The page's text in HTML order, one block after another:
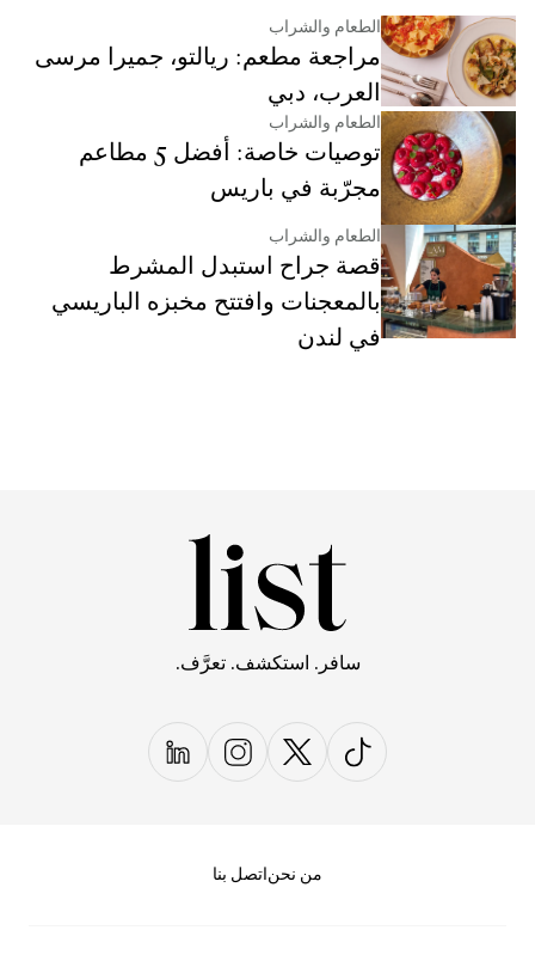
الطعام والشراب
مراجعة مطعم: ريالتو، جميرا مرسى
العرب، دبي
الطعام والشراب
توصيات خاصة: أفضل 5 مطاعم
مجرّبة في باريس
الطعام والشراب
قصة جراح استبدل المشرط
بالمعجنات وافتتح مخبزه الباريسي
في لندن
سافر. استكشف. تعرَّف.
من نحن اتصل بنا